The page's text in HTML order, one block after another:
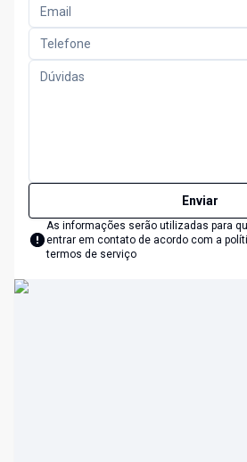
Enviar
As informações serão utilizadas para
entrar em contato de acordo com a
termos de serviço